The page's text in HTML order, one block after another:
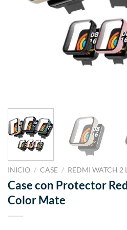
INICIO / CASE / REDMI WATCH 2
Case con Protector
Color Mate